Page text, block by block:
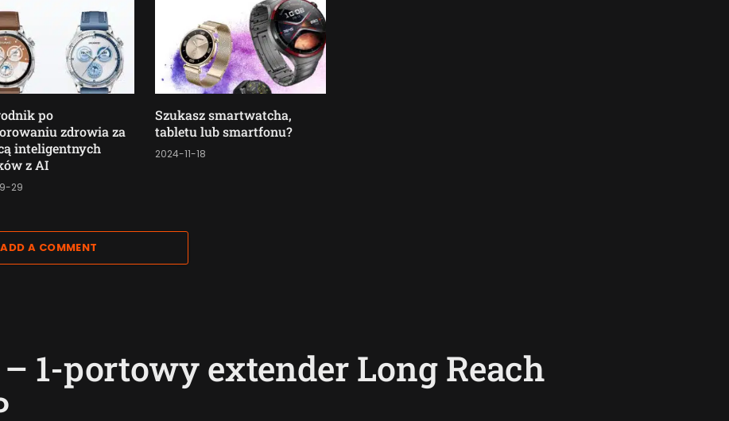
po
zdrowia za
inteligentnych
z AI
29
Szukasz smartwatcha,
tabletu lub smartfonu?
2024-11-18
ADD A COMMENT
1-portowy extender Long Reach